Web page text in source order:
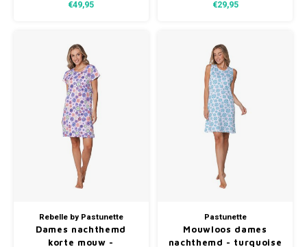
uitgevoerd in een witte kleur met
speelse uitstraling.
€49,95
blauw met wit gestreept, wat
€29,95
Rebelle by Pastunette
Dames nachthemd
korte mouw -
Pastunette
Mouwloos dames
nachthemd - turquoise